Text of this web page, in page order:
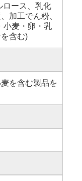
ロース、乳化
加工でん粉、
小麦・卵・乳
含む)
を含む製品を